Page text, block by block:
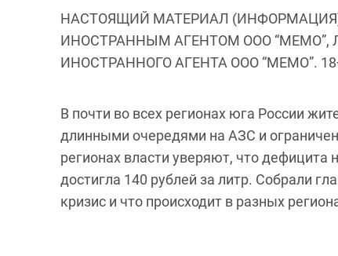
НАСТОЯЩИЙ МАТЕРИАЛ
ИНОСТРАННЫМ АГЕНТОМ ООО “МЕМО”,
ИНОСТРАННОГО АГЕНТА ООО “МЕМО”.
В почти во всех регионах юга России
длинными очередями на АЗС и
регионах власти уверяют, что дефицита
достигла 140 рублей за литр. Собрали
кризис и что происходит в разных